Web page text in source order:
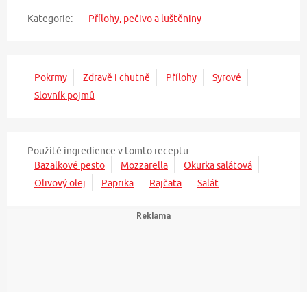
Kategorie: Přílohy, pečivo a luštěniny
Pokrmy Zdravě i chutně Přílohy
Syrové
Slovník pojmů
Použité ingredience v tomto receptu:
Bazalkové pesto
Mozzarella
Okurka salátová
Olivový olej
Paprika Rajčata Salát